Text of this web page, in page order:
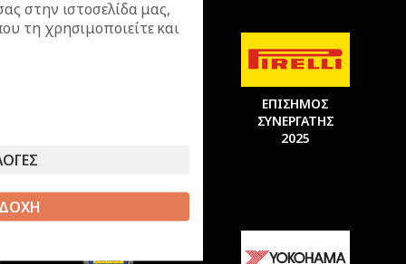
ΕΠΙΣΗΜΟΣ
ΣΥΝΕΡΓΑΤΗΣ
2025
στην ιστοσελίδα μας,
τη χρησιμοποιείτε και